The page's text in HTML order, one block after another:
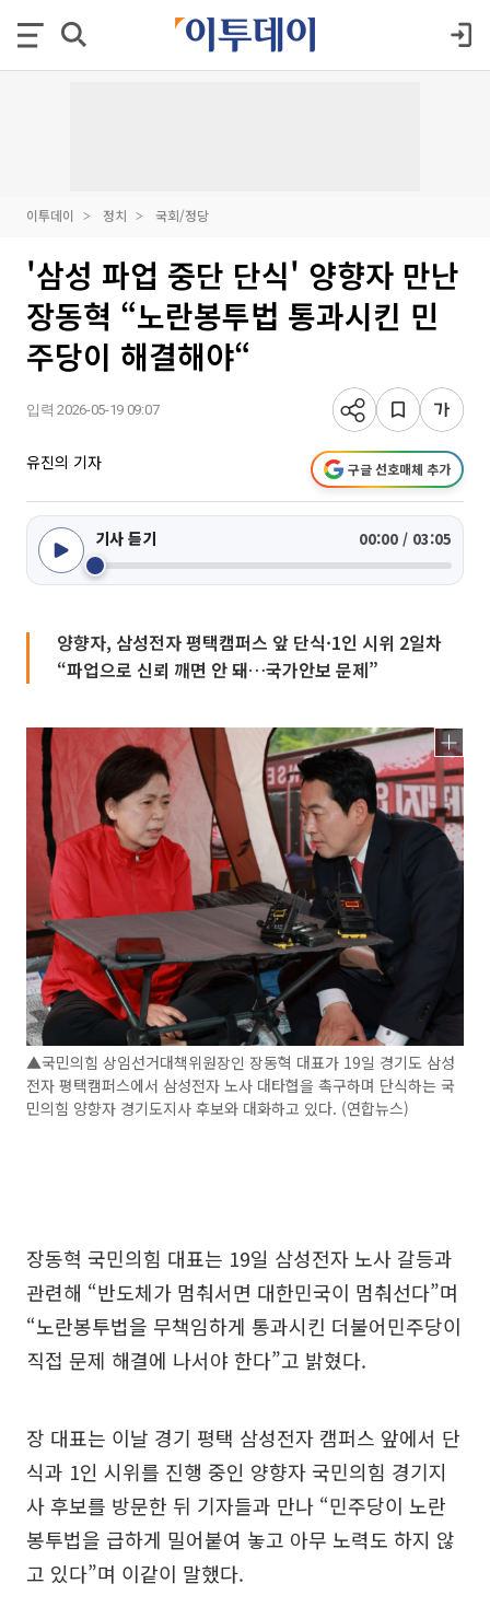
이투데이 정치 국회/정당
'삼성 파업 중단 단식' 양향자 만난
장동혁 “노란봉투법 통과시킨 민
주당이 해결해야“
입력 2026-05-19 09:07
유진의 기자 구글 선호매체 추가
기사 듣기 00:00 / 03:05
양향자, 삼성전자 평택캠퍼스 앞 단식·1인 시위 2일차
“파업으로 신뢰 깨면 안 돼…국가안보 문제”
▲국민의힘 상임선거대책위원장인 장동혁 대표가 19일 경기도 삼성
전자 평택캠퍼스에서 삼성전자 노사 대타협을 촉구하며 단식하는 국
민의힘 양향자 경기도지사 후보와 대화하고 있다. (연합뉴스)
장동혁 국민의힘 대표는 19일 삼성전자 노사 갈등과
관련해 “반도체가 멈춰서면 대한민국이 멈춰선다”며
“노란봉투법을 무책임하게 통과시킨 더불어민주당이
직접 문제 해결에 나서야 한다”고 밝혔다.
장 대표는 이날 경기 평택 삼성전자 캠퍼스 앞에서 단
식과 1인 시위를 진행 중인 양향자 국민의힘 경기지
사 후보를 방문한 뒤 기자들과 만나 “민주당이 노란
봉투법을 급하게 밀어붙여 놓고 아무 노력도 하지 않
고 있다”며 이같이 말했다.